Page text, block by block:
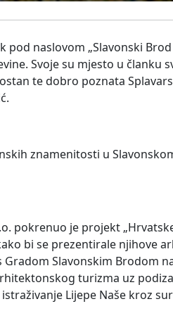
pod naslovom „Slavonski
Svoje su mjesto u članku
te dobro poznata
znamenitosti u
pokrenuo je projekt
bi se prezentirale njihove
Slavonskim Brodom
turizma uz
Lijepe Naše kroz